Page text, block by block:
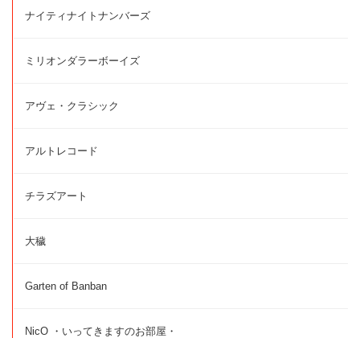
ナイティナイトナンバーズ
ミリオンダラーボーイズ
アヴェ・クラシック
アルトレコード
チラズアート
大穢
Garten of Banban
NicO ・いってきますのお部屋・